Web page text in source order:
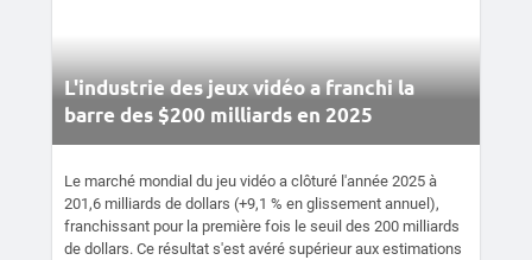
L'industrie des jeux vidéo a franchi la
barre des $200 milliards en 2025
Le marché mondial du jeu vidéo a clôturé l'année 2025 à
201,6 milliards de dollars (+9,1 % en glissement annuel),
franchissant pour la première fois le seuil des 200 milliards
de dollars. Ce résultat s'est avéré supérieur aux estimations